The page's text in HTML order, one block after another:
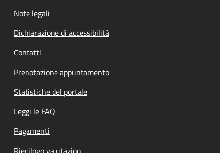
Note legali
Dichiarazione di accessibilità
Contatti
Prenotazione appuntamento
Statistiche del portale
Leggi le FAQ
Pagamenti
Riepilogo valutazioni